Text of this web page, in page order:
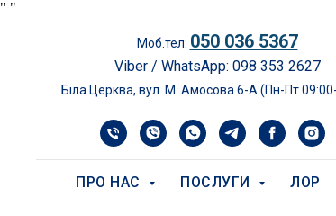
" "
Моб.тел: 050 036 5367
Viber / WhatsApp: 098 353 2627
Біла Церква, вул. М. Амосова 6-А (Пн-Пт
ПРО НАС ПОСЛУГИ ЛОР